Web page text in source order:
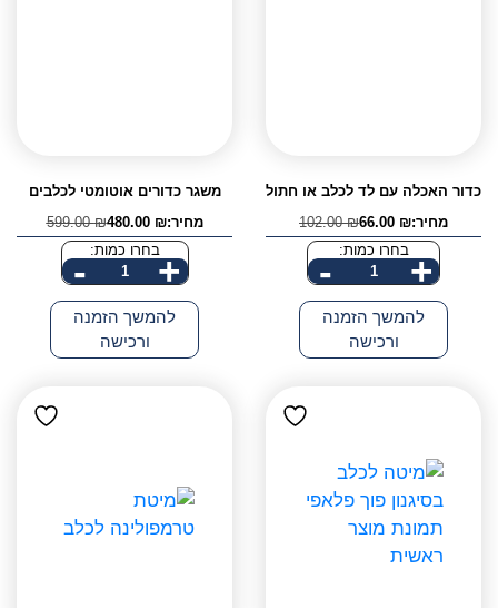
כדור האכלה עם לד לכלב או חתול
מחיר:
102.00₪
המחיר
המקורי
היה:
102.00 ₪.
66.00 ₪
המחיר
הנוכחי
הוא:
66.00 ₪.
בחרו כמות:+
כמות
של
כדור
האכלה
או
חתול
-
להמשך הזמנה
ורכישה
משגר כדורים אוטומטי לכלבים
מחיר:
599.00₪
המחיר
המקורי
היה:
599.00 ₪.
480.00 ₪
המחיר
הנוכחי
הוא:
480.00 ₪.
בחרו כמות:+
-
להמשך הזמנה
ורכישה